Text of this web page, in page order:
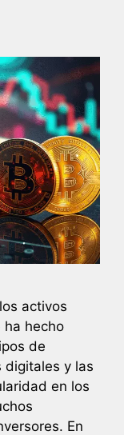
activos
ha hecho
de
digitales y las
en los
En